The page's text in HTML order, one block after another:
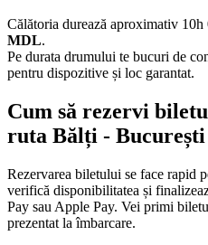
Călătoria durează aproximativ
MDL.
Pe durata drumului te bucuri de
pentru dispozitive și loc garantat.
Cum să rezervi
ruta Bălți - București
Rezervarea biletului se face rapid
verifică disponibilitatea și
Pay sau Apple Pay. Vei primi
prezentat la îmbarcare.